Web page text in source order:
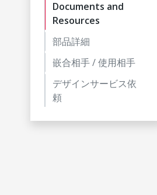
Documents and
Resources
部品詳細
嵌合相手 / 使用相手
デザインサービス依
頼